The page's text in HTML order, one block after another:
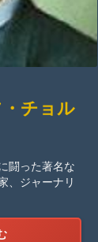
チョル
闘った著名な
、ジャーナリ